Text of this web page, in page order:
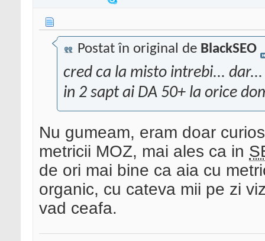
Postat în original de BlackSEO
cred ca la misto intrebi...
in 2 sapt ai DA 50+ la orice
Nu gumeam, eram doar
metricii MOZ, mai ales ca in
de ori mai bine ca aia cu
organic, cu cateva mii pe zi
vad ceafa.